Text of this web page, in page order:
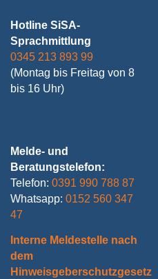
Hotline SiSA-
Sprachmittlung
0345 213 893 99
(Montag bis Freitag von 8
bis 16 Uhr)
Melde- und
Beratungstelefon:
Telefon: 0391 990 788 87
Whatsapp: 0152 560 347
47
Interne Meldestelle nach
dem
Hinweisgeberschutzgesetz